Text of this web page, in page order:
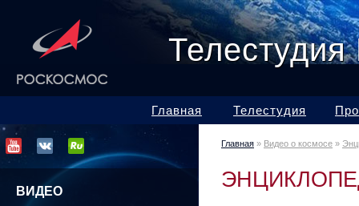
Главная Телестудия
ВИДЕО
Главная » Видео о космосе »